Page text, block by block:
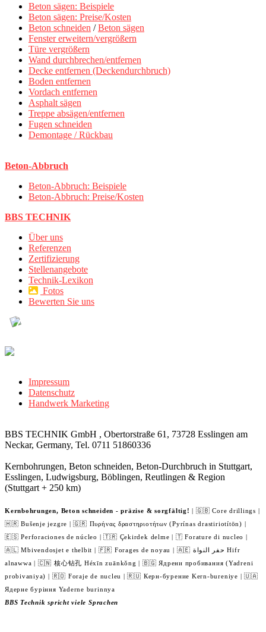
Beton sägen: Beispiele
Beton sägen: Preise/Kosten
Beton schneiden /Beton sägen
Fenster erweitern/vergrößern
Türe vergrößern
Wand durchbrechen/entfernen
Decke entfernen (Deckendurchbruch)
Boden entfernen
Vordach entfernen
Asphalt sägen
Treppe absägen/entfernen
Fugen schneiden
Demontage / Rückbau
Beton-Abbruch
Beton-Abbruch: Beispiele
Beton-Abbruch: Preise/Kosten
BBS TECHNIK
Über uns
Referenzen
Zertifizierung
Stellenangebote
Technik-Lexikon
Fotos
Bewerten Sie uns
Impressum
Datenschutz
Handwerk Marketing
BBS TECHNIK GmbH , Obertorstraße 61, 73728 Esslingen am
Neckar, Germany, Tel. 0711 51860336
Kernbohrungen, Beton schneiden, Beton-Durchbruch in Stuttgart,
Esslingen, Ludwigsburg, Böblingen, Reutlingen & Region
(Stuttgart + 250 km)
Kernbohrungen, Beton schneiden - präzise & sorgfältig! | 🇬🇧 Core drillings |
🇭🇷 Bušenje jezgre | 🇬🇷 Πυρήνας δραστηριοτήτων (Pyrínas drastiriotítōn) |
🇪🇸 Perforaciones de núcleo | 🇹🇷 Çekirdek delme | 🇹 Forature di nucleo |
🇦🇱 Mbivendosjet e thelbit | 🇫🇷 Forages de noyau | 🇦🇪 حفر النواة Hifr
alnawwa | 🇨🇳 核心钻孔 Héxīn zuānkǒng | 🇧🇬 Ядрени пробивания (Yadreni
probivaniya) | 🇷🇴 Foraje de nucleu | 🇷🇺 Керн-бурение Kern-bureniye | 🇺🇦
Ядерне буріння Yaderne burinnya
BBS Technik spricht viele Sprachen